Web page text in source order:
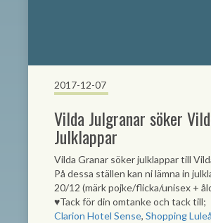
2017-12-07
Vilda Julgranar söker
Julklappar
Vilda Granar söker julklappar till
På dessa ställen kan ni lämna in
20/12 (märk pojke/flicka/unisex +
♥Tack för din omtanke och tack till;
Clarion Hotel Sense, Shopping Luleå